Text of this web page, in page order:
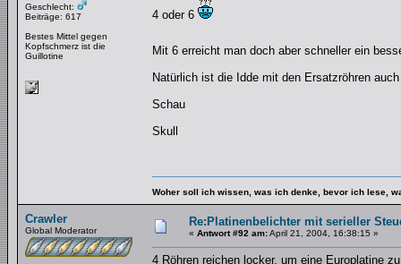
Geschlecht:
Beiträge: 617
Bestes Mittel gegen
Kopfschmerz ist die
Guillotine
4 oder 6
Mit 6 erreicht man doch aber schneller ein
Natürlich ist die Idde mit den Ersatzröhren
Schau
Skull
Woher soll ich wissen, was ich denke, bevor ich lese,
Crawler
Global Moderator
Re:Platinenbelichter mit serieller
« Antwort #92 am:April 21, 2004, 16:38:15 »
4 Röhren reichen locker, um eine Europlatine